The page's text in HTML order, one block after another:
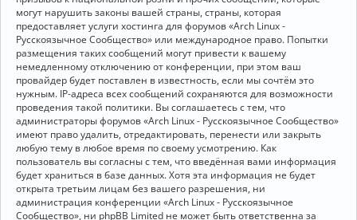
могут нарушить законы вашей страны, страны, которая
предоставляет услуги хостинга для форумов «Arch Linux -
Русскоязычное Сообщество» или международное право. Попытки
размещения таких сообщений могут привести к вашему
немедленному отключению от конференции, при этом ваш
провайдер будет поставлен в известность, если мы сочтём это
нужным. IP-адреса всех сообщений сохраняются для возможности
проведения такой политики. Вы соглашаетесь с тем, что
администраторы форумов «Arch Linux - Русскоязычное Сообщество»
имеют право удалить, отредактировать, перенести или закрыть
любую тему в любое время по своему усмотрению. Как
пользователь вы согласны с тем, что введённая вами информация
будет храниться в базе данных. Хотя эта информация не будет
открыта третьим лицам без вашего разрешения, ни
администрация конференции «Arch Linux - Русскоязычное
Сообщество», ни phpBB Limited не может быть ответственна за